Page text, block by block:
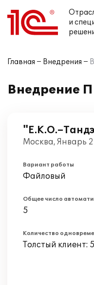
и
Главная Внедрения
Внедрение
Москва, Январь
Вариант работы
Файловый
Общее число
5
Количество
Толстый клиент: 5